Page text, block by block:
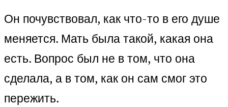
Он почувствовал, как что-то в его душе
меняется. Мать была такой, какая она
есть. Вопрос был не в том, что она
сделала, а в том, как он сам смог это
пережить.